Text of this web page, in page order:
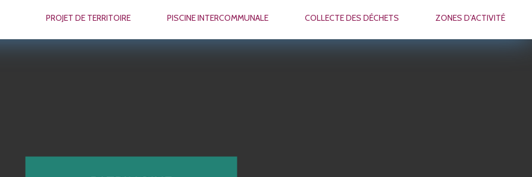
PROJET DE TERRITOIRE PISCINE INTERCOMMUNALE COLLECTE DES DÉCHETS ZONES D’ACTIVITÉ